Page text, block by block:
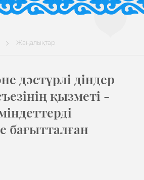
Жаңалықтар
дәстүрлі діндер
қызметі -
бағытталған